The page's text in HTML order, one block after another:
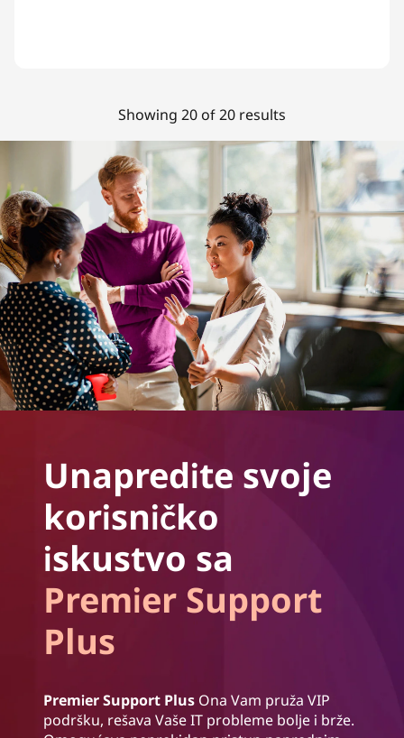
Showing 20 of 20 results
Unapredite svoje
korisničko
iskustvo sa
Premier Support
Plus
Premier Support Plus Ona Vam pruža VIP
podršku, rešava Vaše IT probleme bolje i brže.